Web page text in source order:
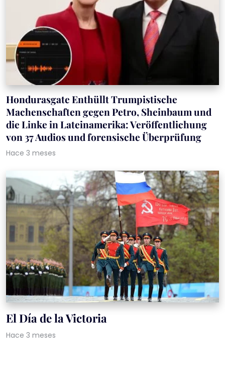
Hondurasgate Enthüllt Trumpistische
Machenschaften gegen Petro, Sheinbaum und
die Linke in Lateinamerika: Veröffentlichung
von 37 Audios und forensische Überprüfung
Hace 3 meses
El Día de la Victoria
Hace 3 meses